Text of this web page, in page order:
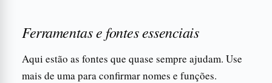
Ferramentas e fontes essenciais
Aqui estão as fontes que quase sempre ajudam. Use
mais de uma para confirmar nomes e funções.